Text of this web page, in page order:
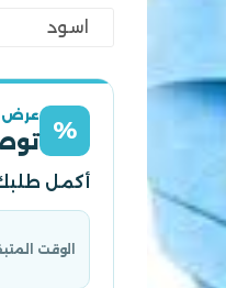
اسود
%
عرض
أكمل
الوقت